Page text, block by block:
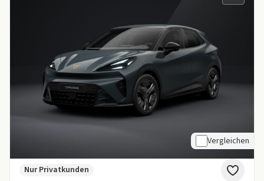
Vergleichen
Nur Privatkunden